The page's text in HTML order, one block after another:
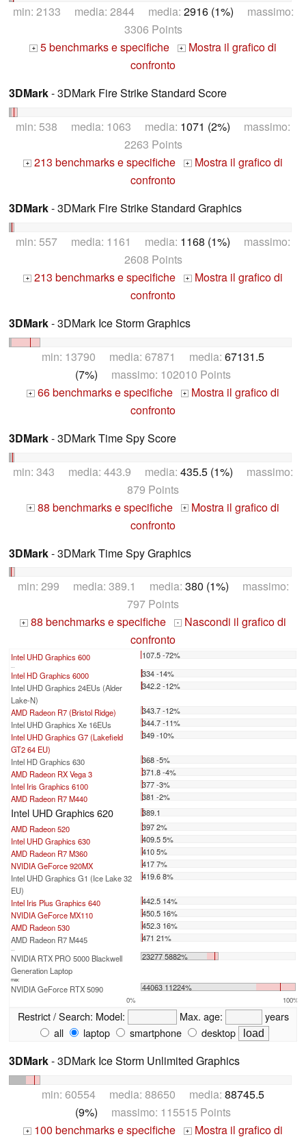
min: 2133 media: 2844 media: 2916 (1%) massimo:
3306 Points
+ 5 benchmarks e specifiche + Mostra il grafico di
confronto
3DMark- 3DMark Fire Strike Standard Score
min: 538 media: 1063 media: 1071 (2%) massimo:
2263 Points
+ 213 benchmarks e specifiche + Mostra il grafico di
confronto
3DMark- 3DMark Fire Strike Standard Graphics
min: 557 media: 1161 media: 1168 (1%) massimo:
2608 Points
+ 213 benchmarks e specifiche + Mostra il grafico di
confronto
3DMark- 3DMark Ice Storm Graphics
min: 13790 media: 67871 media: 67131.5
(7%) massimo: 102010 Points
+ 66 benchmarks e specifiche +
Mostra il grafico di
confronto
3DMark- 3DMark Time Spy Score
min: 343 media: 443.9 media: 435.5 (1%) massimo:
879 Points
+ 88 benchmarks e specifiche +
Mostra il grafico di
confronto
3DMark- 3DMark Time Spy Graphics
min: 299 media: 389.1 media: 380 (1%) massimo:
797 Points
+ 88 benchmarks e specifiche -
Nascondi il grafico di
confronto
Intel UHD Graphics 600 107.5 -72%
...
Intel HD Graphics 6000
334 -14%
Intel UHD Graphics 24EUs (Alder
Lake-N)
342.2 -12%
AMD Radeon R7 (Bristol Ridge)
343.7 -12%
Intel UHD Graphics Xe 16EUs
344.7 -11%
Intel UHD Graphics G7 (Lakefield
GT2 64 EU)
349 -10%
Intel HD Graphics 630
368 -5%
AMD Radeon RX Vega 3
371.8 -4%
Intel Iris Graphics 6100
377 -3%
AMD Radeon R7 M440
381 -2%
Intel UHD Graphics 620
389.1
AMD Radeon 520
397 2%
Intel UHD Graphics 630
409.5 5%
AMD Radeon R7 M360
410 5%
NVIDIA GeForce 920MX
417 7%
Intel UHD Graphics G1 (Ice Lake 32
EU)
419.6 8%
Intel Iris Plus Graphics 640
442.5 14%
NVIDIA GeForce MX110
450.5 16%
AMD Radeon 530
452.3 16%
AMD Radeon R7 M445
471 21%
...
NVIDIA RTX PRO 5000 Blackwell
Generation Laptop
23277 5882%
max:
NVIDIA GeForce RTX 5090 44063 11224%
0% 100%
Restrict / Search: Model: Max. age:
years
all
laptop smartphone desktop
3DMark- 3DMark Ice Storm Unlimited Graphics
min: 60554 media: 88650 media: 88745.5
(9%) massimo: 115515 Points
+ 100 benchmarks e specifiche + Mostra il grafico di